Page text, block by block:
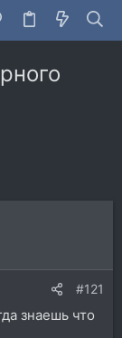
#121
знаешь что